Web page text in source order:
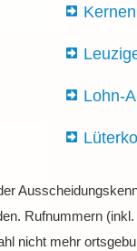
Lohn-
Rufnummern
nicht mehr